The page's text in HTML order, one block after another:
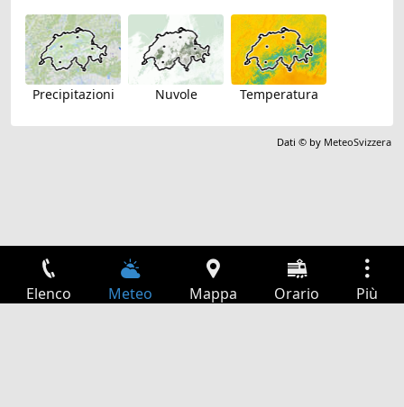
Precipitazioni Nuvole Temperatura
Dati © by MeteoSvizzera
Elenco Meteo Mappa Orario Più